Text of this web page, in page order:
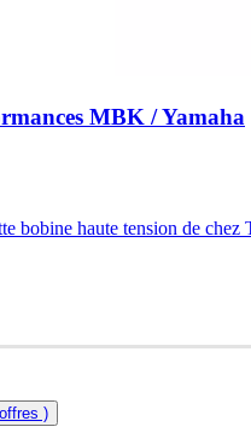
MBK / Yamaha
bobine haute tension de
)